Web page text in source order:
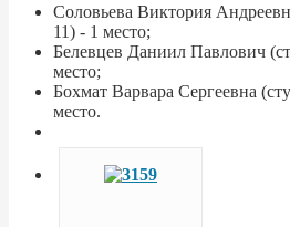
Соловьева Виктория
11) - 1 место;
Белевцев Даниил Павлович
место;
Бохмат Варвара Сергеевна
место.